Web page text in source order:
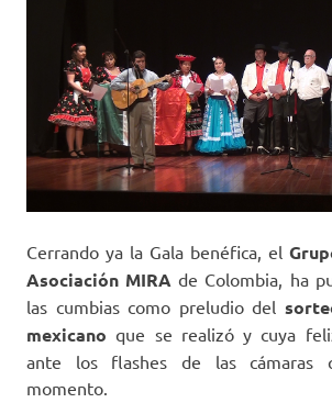
Cerrando ya la Gala benéfica, el
Asociación MIRA de Colombia, ha
las cumbias como preludio del
mexicano que se realizó y cuya
ante los flashes de las cámaras
momento.